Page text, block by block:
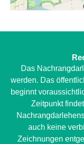
Das
werden. Das
beginnt
Zeitpunkt
auch keine
Zeichnungen